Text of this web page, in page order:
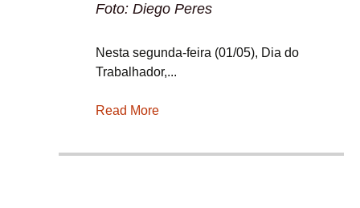
Foto: Diego Peres
Nesta segunda-feira (01/05), Dia do
Trabalhador,...
Read More